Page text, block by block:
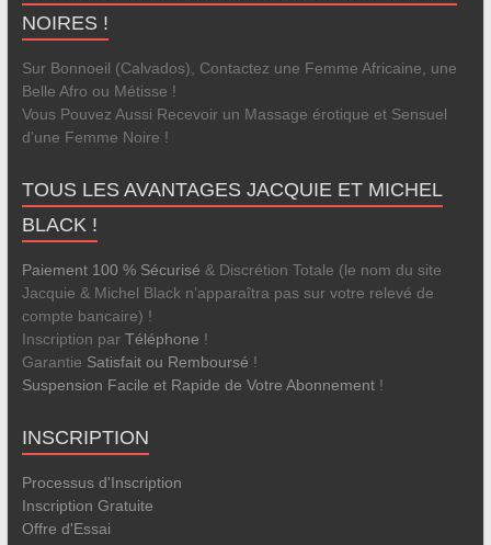
NOIRES !
Sur Bonnoeil (Calvados), Contactez une Femme Africaine, une
Belle Afro ou Métisse !
Vous Pouvez Aussi Recevoir un Massage érotique et Sensuel
d'une Femme Noire !
TOUS LES AVANTAGES JACQUIE ET MICHEL
BLACK !
Paiement 100 % Sécurisé & Discrétion Totale (le nom du site
Jacquie & Michel Black n’apparaîtra pas sur votre relevé de
compte bancaire) !
Inscription par Téléphone !
Garantie Satisfait ou Remboursé !
Suspension Facile et Rapide de Votre Abonnement!
INSCRIPTION
Processus d'Inscription
Inscription Gratuite
Offre d'Essai